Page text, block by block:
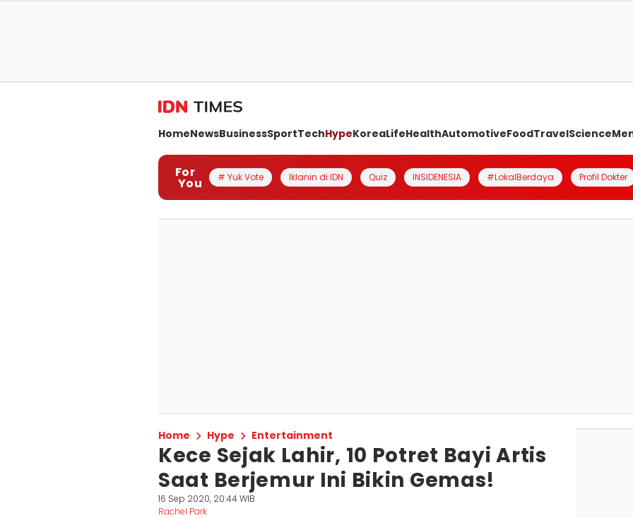
HomeNewsBusinessSportTechHypeKoreaLifeHealthAutomotiveFoodTravelScience
For
You # Yuk Vote Iklanin di IDN Quiz INSIDENESIA #LokalBerdaya Profil Dokter
Home Hype Entertainment
Kece Sejak Lahir, 10 Potret Bayi Artis
Saat Berjemur Ini Bikin Gemas!
16 Sep 2020, 20:44 WIB
Rachel Park